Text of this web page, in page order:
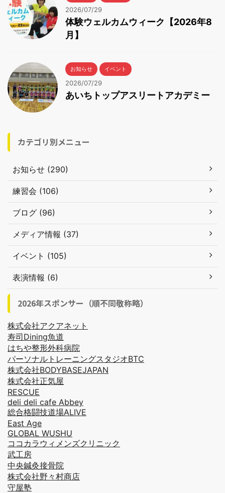
2026/07/29
体験ウェルカムウィーク【2026年8
月】
お知らせ イベント
2026/07/29
あいちトップアスリートアカデミー
カテゴリ別メニュー
お知らせ (290)
練習会 (106)
ブログ (96)
メディア情報 (37)
イベント (105)
表演情報 (6)
2026年スポンサー（順不同敬称略）
株式会社アクアネット
寿司Dining魚道
はちや整形外科病院
パーソナルトレーニングスタジオBTC
株式会社BODYBASEJAPAN
株式会社正気屋
RESCUE
deli deli cafe Abbey
総合格闘技道場ALIVE
East Age
GLOBAL WUSHU
ココカラウィメンズクリニック
武工房
中央鍼灸接骨院
株式会社野々村商店
守屋塾